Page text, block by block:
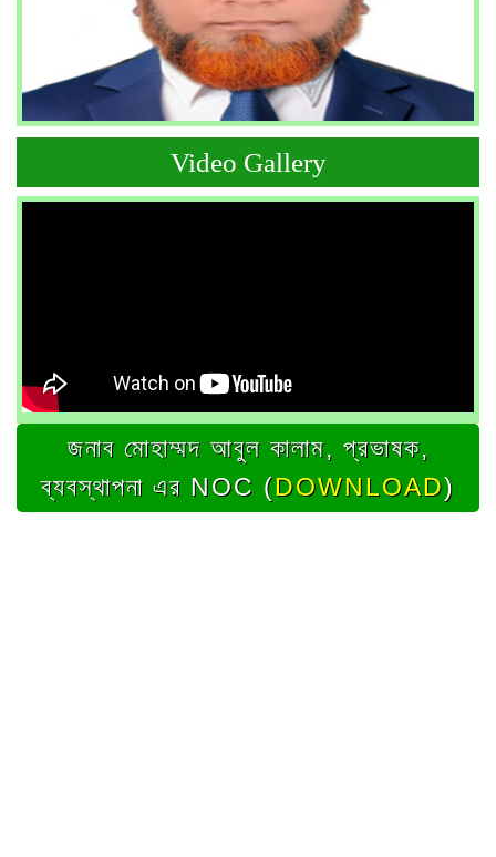
Video Gallery
জনাব মোহাম্মদ আবুল কালাম, প্রভাষক,
ব্যবস্থাপনা এর NOC (DOWNLOAD)